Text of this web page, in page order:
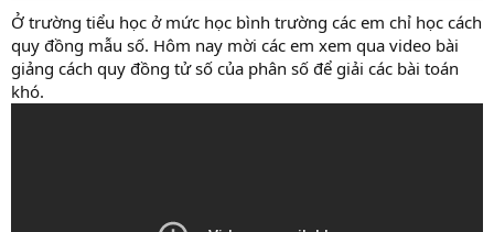
t
e
r
Ở trường tiểu học ở mức học bình trường các em chỉ học cách
quy đồng mẫu số. Hôm nay mời các em xem qua video bài
giảng cách quy đồng tử số của phân số để giải các bài toán
khó.